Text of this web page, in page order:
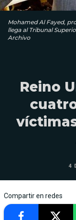
Mohamed Al Fayed,
llega al Tribunal
Archivo
Reino
4
Compartir en redes